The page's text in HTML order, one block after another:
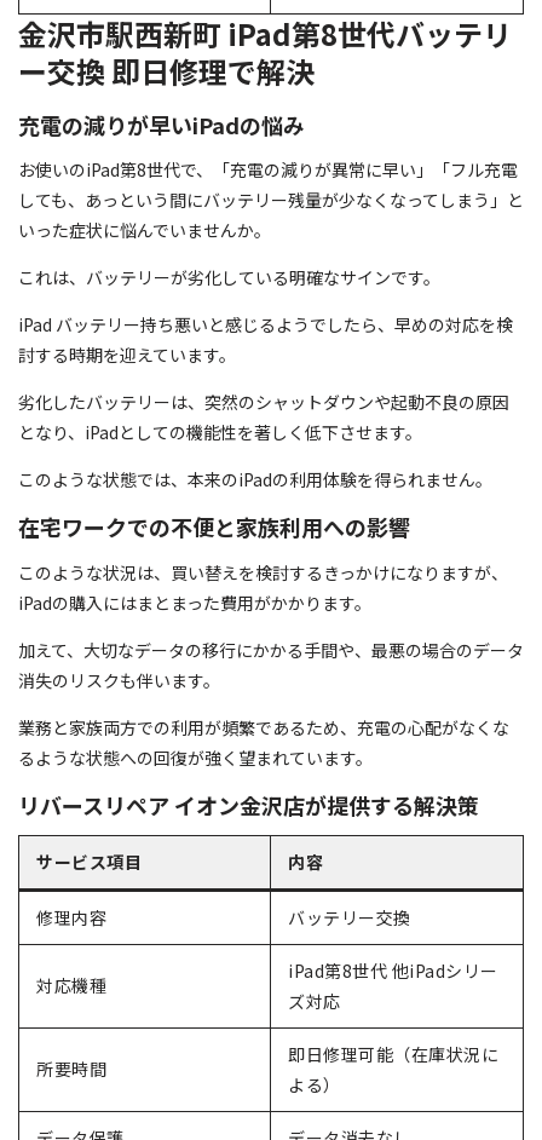
金沢市駅西新町 iPad第8世代バッテリ
ー交換 即日修理で解決
充電の減りが早いiPadの悩み
お使いのiPad第8世代で、「充電の減りが異常に早い」「フル充電
しても、あっという間にバッテリー残量が少なくなってしまう」と
いった症状に悩んでいませんか。
これは、バッテリーが劣化している明確なサインです。
iPad バッテリー持ち悪いと感じるようでしたら、早めの対応を検
討する時期を迎えています。
劣化したバッテリーは、突然のシャットダウンや起動不良の原因
となり、iPadとしての機能性を著しく低下させます。
このような状態では、本来のiPadの利用体験を得られません。
在宅ワークでの不便と家族利用への影響
このような状況は、買い替えを検討するきっかけになりますが、
iPadの購入にはまとまった費用がかかります。
加えて、大切なデータの移行にかかる手間や、最悪の場合のデータ
消失のリスクも伴います。
業務と家族両方での利用が頻繁であるため、充電の心配がなくな
るような状態への回復が強く望まれています。
リバースリペア イオン金沢店が提供する解決策
サービス項目 内容
修理内容 バッテリー交換
対応機種
iPad第8世代 他iPadシリー
ズ対応
所要時間
即日修理可能（在庫状況に
よる）